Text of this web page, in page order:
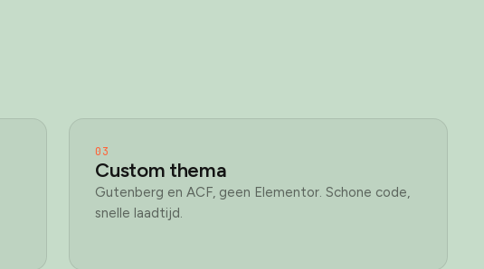
03
Custom thema
Gutenberg en ACF, geen Elementor. Schone code,
snelle laadtijd.